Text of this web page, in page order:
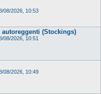
08/2026, 10:53
(Stockings)
08/2026, 10:51
08/2026, 10:49